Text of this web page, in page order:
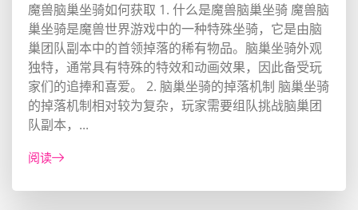
魔兽脑巢坐骑如何获取 1. 什么是魔兽脑巢坐骑 魔兽脑
巢坐骑是魔兽世界游戏中的一种特殊坐骑，它是由脑
巢团队副本中的首领掉落的稀有物品。脑巢坐骑外观
独特，通常具有特殊的特效和动画效果，因此备受玩
家们的追捧和喜爱。 2. 脑巢坐骑的掉落机制 脑巢坐骑
的掉落机制相对较为复杂，玩家需要组队挑战脑巢团
队副本，...
阅读